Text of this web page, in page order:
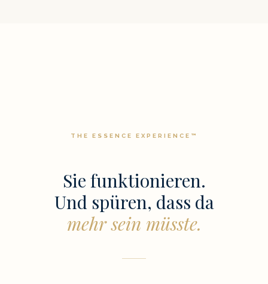
THE ESSENCE EXPERIENCE™
Sie funktionieren.
Und spüren, dass da
mehr sein müsste.